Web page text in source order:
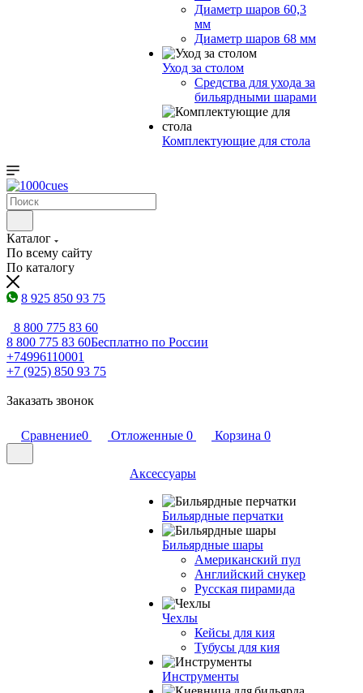
Диаметр шаров 60,3
мм
Диаметр шаров 68 мм
Уход за столом
Средства для ухода за
бильярдными шарами
Комплектующие для стола
Каталог
По всему сайту
По каталогу
8 925 850 93 75
8 800 775 83 60
8 800 775 83 60Бесплатно по России
+74996110001
+7 (925) 850 93 75
Заказать звонок
Сравнение0 Отложенные 0 Корзина 0
Аксессуары
Бильярдные перчатки
Бильярдные шары
Американский пул
Английский снукер
Русская пирамида
Чехлы
Кейсы для кия
Тубусы для кия
Инструменты